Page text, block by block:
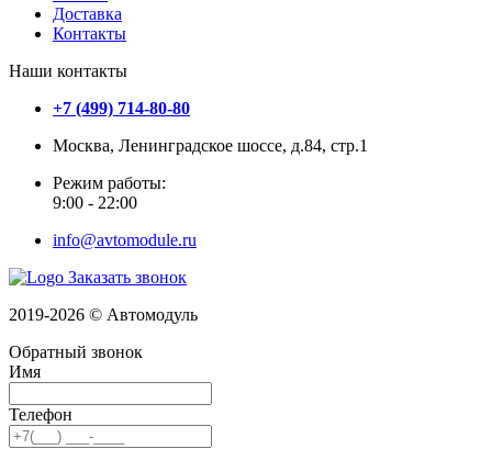
Доставка
Контакты
Наши контакты
+7 (499) 714-80-80
Москва, Ленинградское шоссе, д.84, стр.1
Режим работы:
9:00 - 22:00
info@avtomodule.ru
Заказать звонок
2019-2026 © Автомодуль
Обратный звонок
Имя
Телефон